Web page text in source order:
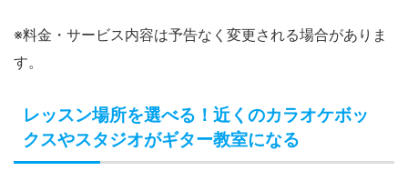
※料金・サービス内容は予告なく変更される場合がありま
す。
レッスン場所を選べる！近くのカラオケボッ
クスやスタジオがギター教室になる